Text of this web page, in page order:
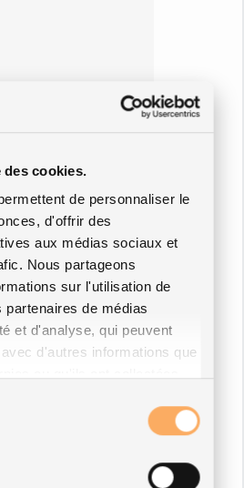
cookies.
de personnaliser le
d'offrir des
aux médias sociaux et
Nous partageons
sur l'utilisation de
partenaires de médias
et d'analyse, qui peuvent
d'autres informations que